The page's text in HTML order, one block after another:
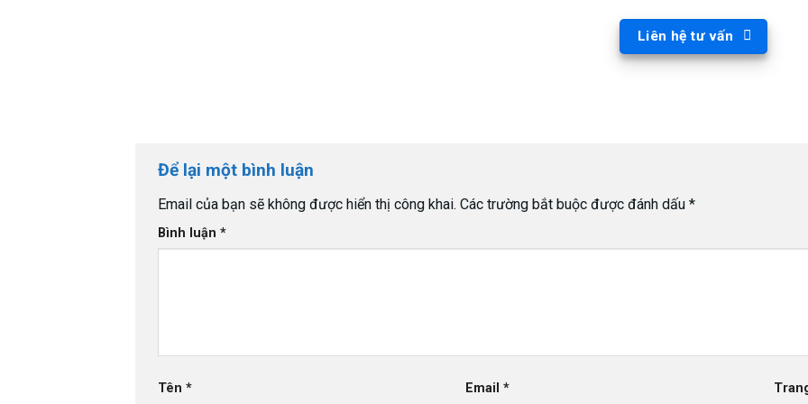
Liên hệ tư vấn
Để lại một bình luận
Email của bạn sẽ không được hiển thị công khai. Các trường bắt buộc được đánh dấu *
Bình luận *
Tên * Email*